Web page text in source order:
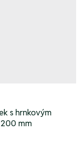
s hrnkovým
mm